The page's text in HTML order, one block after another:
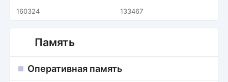
160324
133467
Память
Оперативная память